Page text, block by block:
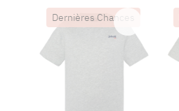
Dernières Chances